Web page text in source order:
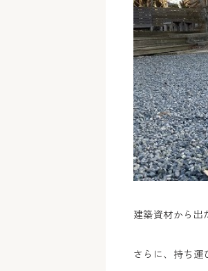
建築資材から出
さらに、持ち運